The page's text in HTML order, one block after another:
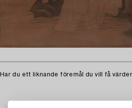
Har du ett liknande föremål du vill få